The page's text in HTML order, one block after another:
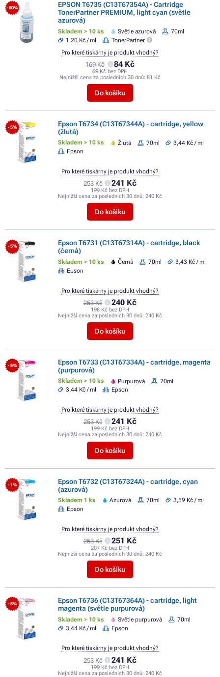
- 50%
EPSON T6735 (C13T67354A) - Cartridge
TonerPartner PREMIUM, light cyan (světle
azurová)
Skladem > 10 ks Světle azurová
70ml
1,20 Kč / ml
TonerPartner
169 Kč 84 Kč
69 Kč bez DPH
Nejnižší cena za posledních 30 dnů: 81 Kč
Do košíku
Pro které tiskárny je produkt vhodný?
- 5%
Epson T6734 (C13T67344A) - cartridge, yellow
(žlutá)
Skladem > 10 ks Žlutá 70ml
3,44 Kč / ml
Epson
253 Kč 241 Kč
199 Kč bez DPH
Nejnižší cena za posledních 30 dnů: 240 Kč
Do košíku
Pro které tiskárny je produkt vhodný?
- 5%
Epson T6731 (C13T67314A) - cartridge, black
(černá)
Skladem > 10 ks Černá 70ml
3,43 Kč / ml
Epson
253 Kč 240 Kč
198 Kč bez DPH
Nejnižší cena za posledních 30 dnů: 240 Kč
Do košíku
Pro které tiskárny je produkt vhodný?
- 5%
Epson T6733 (C13T67334A) - cartridge, magenta
(purpurová)
Skladem > 10 ks Purpurová
70ml
3,44 Kč / ml
Epson
253 Kč 241 Kč
199 Kč bez DPH
Nejnižší cena za posledních 30 dnů: 240 Kč
Do košíku
Pro které tiskárny je produkt vhodný?
- 1%
Epson T6732 (C13T67324A) - cartridge, cyan
(azurová)
Skladem 1 ks Azurová 70ml
3,59 Kč / ml
Epson
253 Kč 251 Kč
207 Kč bez DPH
Nejnižší cena za posledních 30 dnů: 240 Kč
Do košíku
Pro které tiskárny je produkt vhodný?
- 5%
Epson T6736 (C13T67364A) - cartridge, light
magenta (světle purpurová)
Skladem > 10 ks Světle purpurová
70ml
3,44 Kč / ml
Epson
253 Kč 241 Kč
199 Kč bez DPH
Nejnižší cena za posledních 30 dnů: 240 Kč
Pro které tiskárny je produkt vhodný?